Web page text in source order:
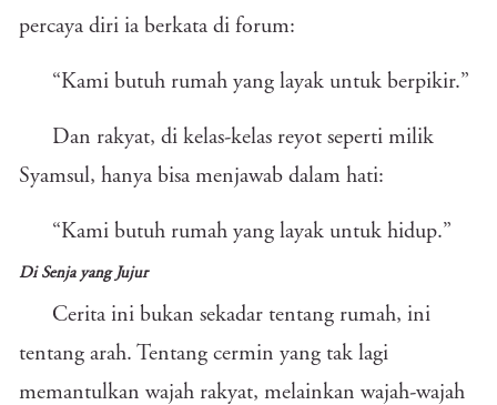
percaya diri ia berkata di forum:
“Kami butuh rumah yang layak untuk berpikir.”
Dan rakyat, di kelas-kelas reyot seperti milik
Syamsul, hanya bisa menjawab dalam hati:
“Kami butuh rumah yang layak untuk hidup.”
Di Senja yang Jujur
Cerita ini bukan sekadar tentang rumah, ini
tentang arah. Tentang cermin yang tak lagi
memantulkan wajah rakyat, melainkan wajah-wajah